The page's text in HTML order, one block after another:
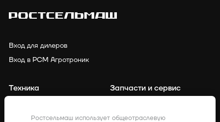
Вход для дилеров
Вход в РСМ Агротроник
Техника
Запчасти и сервис
Ростсельмаш использует общеотраслевую